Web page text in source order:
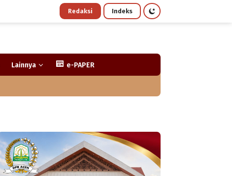
Redaksi Indeks
Lainnya e-PAPER